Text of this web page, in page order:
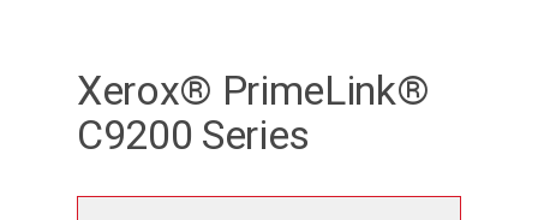
Xerox® PrimeLink®
C9200 Series